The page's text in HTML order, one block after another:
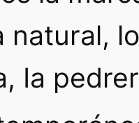
natural,
Ia